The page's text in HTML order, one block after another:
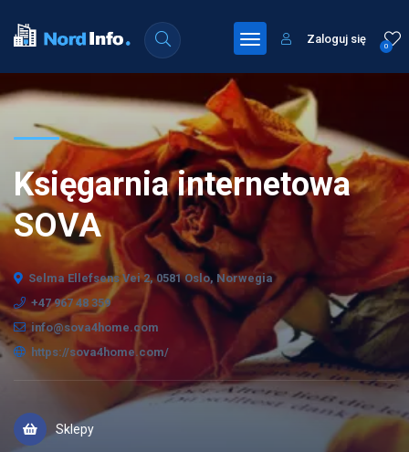
0
Zaloguj się
Księgarnia internetowa
SOVA
Selma Ellefsens Vei 2, 0581 Oslo, Norwegia
+47 967 48 359
info@sova4home.com
https://sova4home.com/
Sklepy